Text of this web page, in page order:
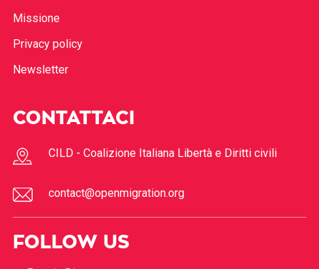
Missione
Privacy policy
Newsletter
CONTATTACI
CILD - Coalizione Italiana Libertà e Diritti civili
contact@openmigration.org
FOLLOW US